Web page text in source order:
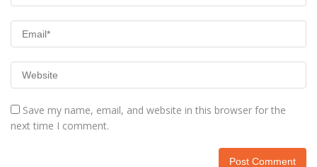
Save my name, email, and website in this browser for the
next time I comment.